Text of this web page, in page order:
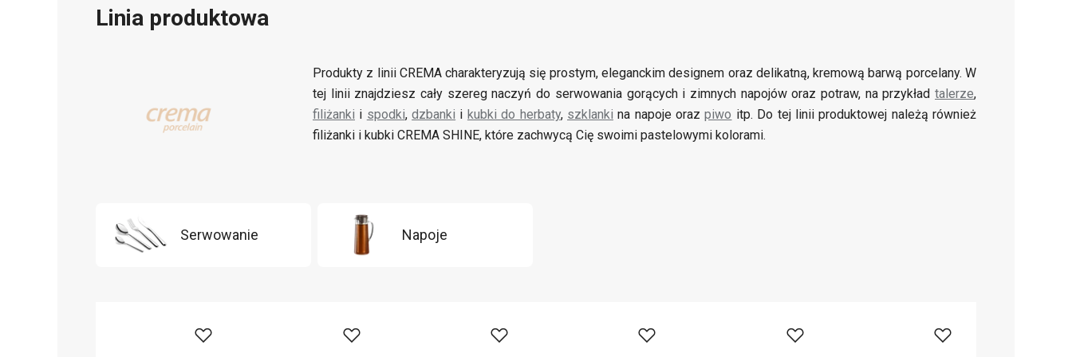
Linia produktowa
Produkty z linii CREMA charakteryzują się prostym, eleganckim designem oraz delikatną, kremową barwą porcelany. W
tej linii znajdziesz cały szereg naczyń do serwowania gorących i zimnych napojów oraz potraw, na przykład talerze,
filiżanki i spodki,dzbanki i kubki do herbaty, szklanki na napoje orazpiwo itp. Do tej linii produktowej należą również
filiżanki i kubki CREMA SHINE, które zachwycą Cię swoimi pastelowymi kolorami.
Serwowanie Napoje